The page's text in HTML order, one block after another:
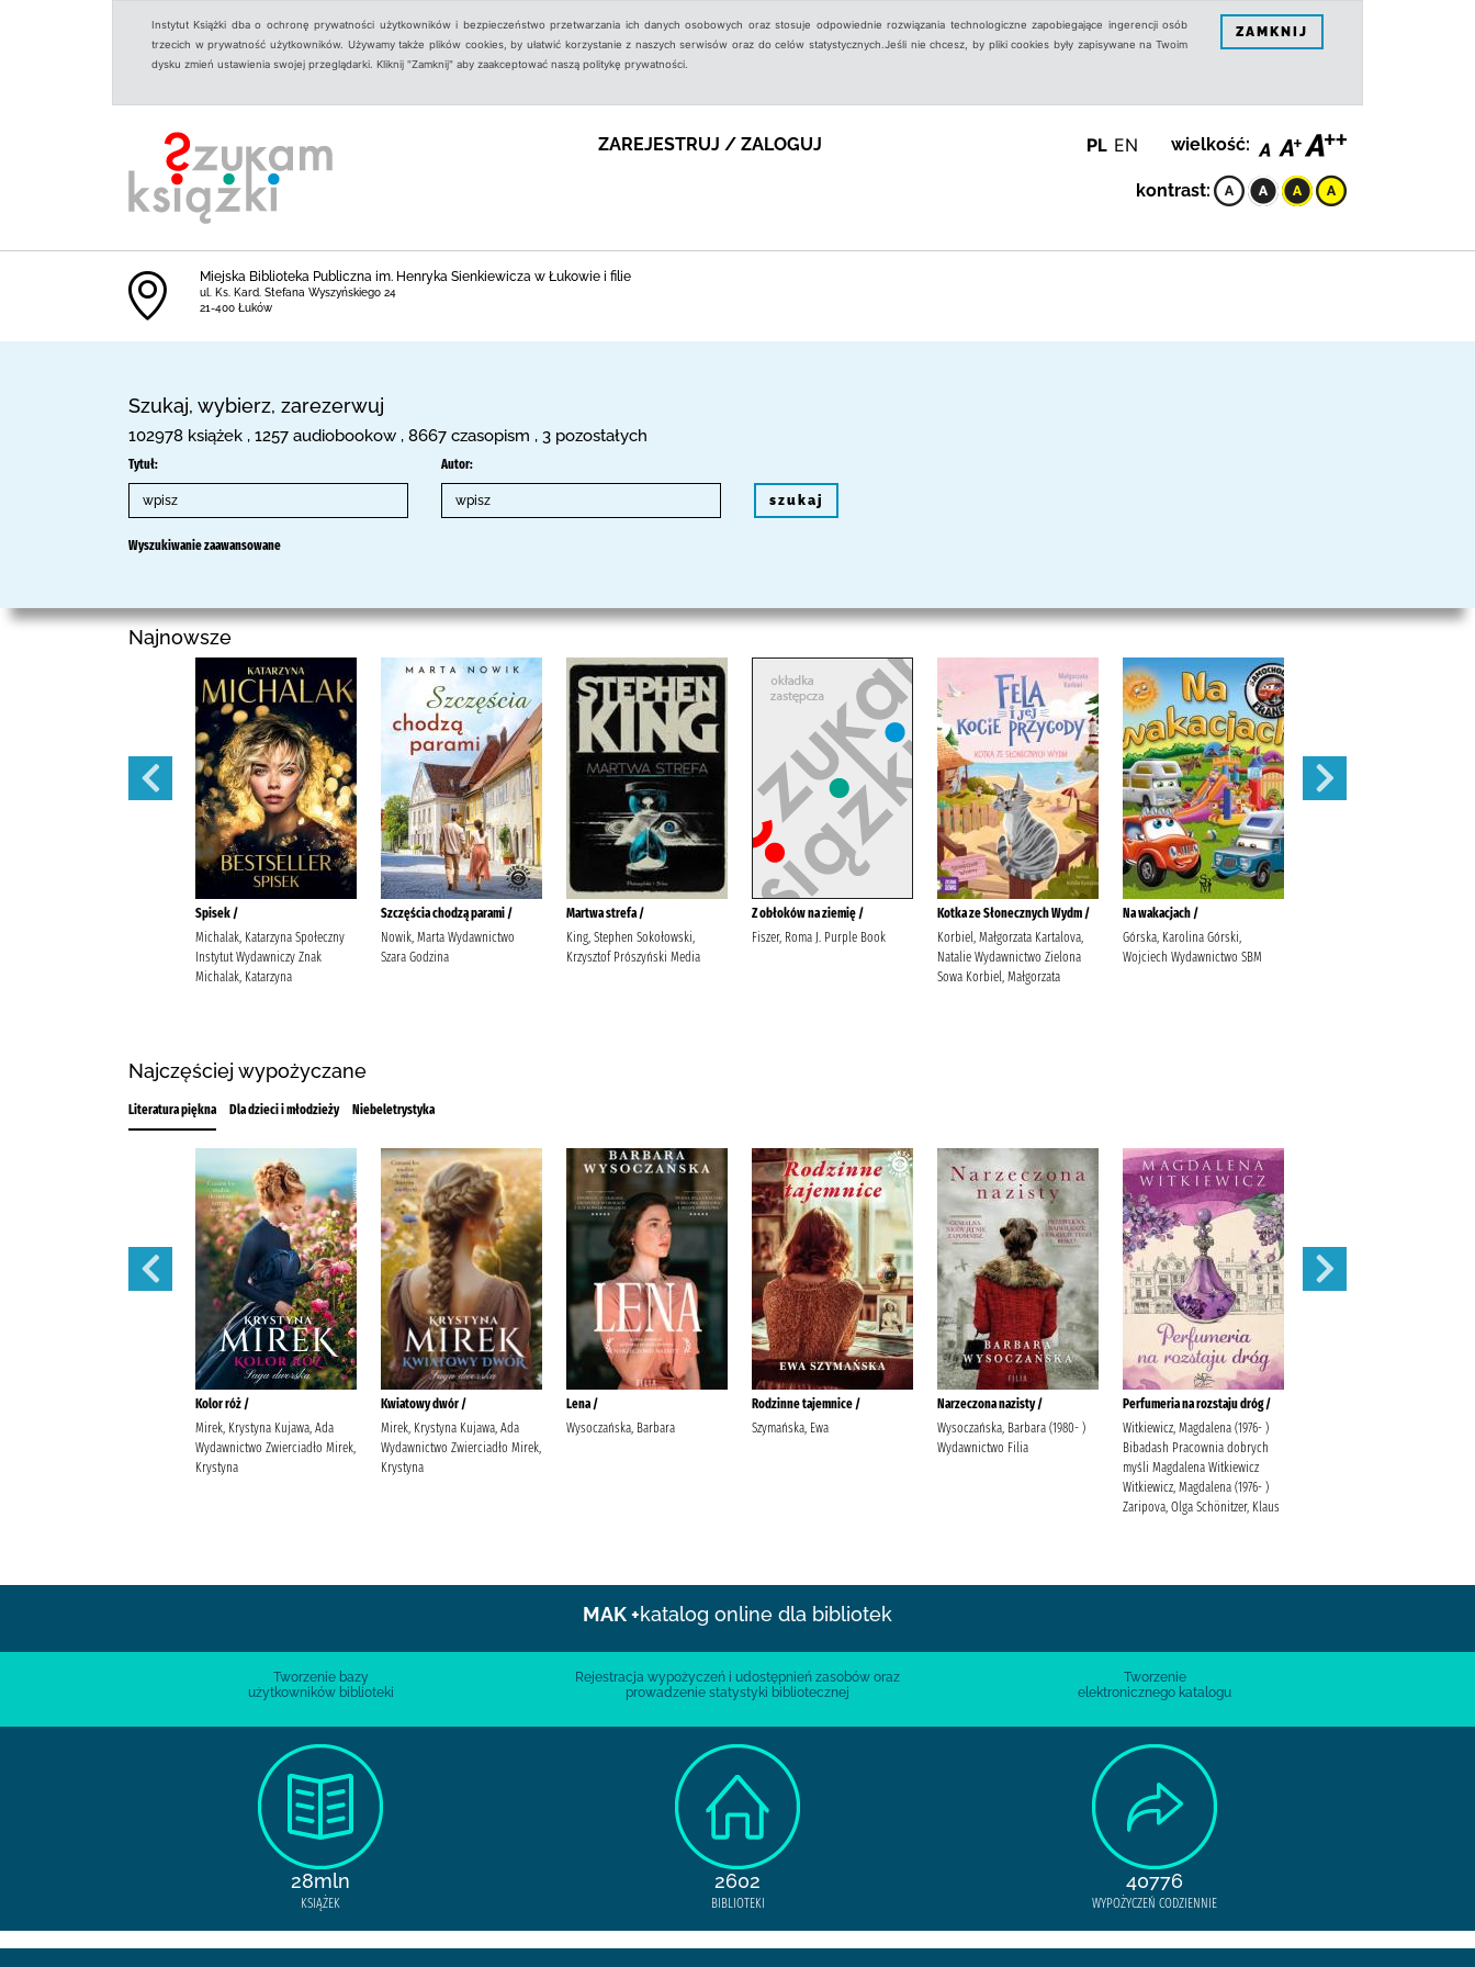
Instytut Książki dba o ochronę prywatności użytkowników i bezpieczeństwo przetwarzania ich danych osobowych oraz stosuje odpowiednie rozwiązania technologiczne zapobiegające ingerencji osób
trzecich w prywatność użytkowników. Używamy także plików cookies, by ułatwić korzystanie z naszych serwisów oraz do celów statystycznych.Jeśli nie chcesz, by pliki cookies były zapisywane na Twoim
dysku zmień ustawienia swojej przeglądarki. Kliknij "Zamknij" aby zaakceptować naszą politykę prywatności.
ZAMKNIJ
ZAREJESTRUJ / ZALOGUJ PL EN wielkość:
kontrast:
Miejska Biblioteka Publiczna im. Henryka Sienkiewicza w Łukowie i filie
ul. Ks. Kard. Stefana Wyszyńskiego 24
21-400 Łuków
Szukaj, wybierz, zarezerwuj
102978 książek , 1257 audiobookow , 8667 czasopism , 3 pozostałych
Tytuł: Autor:
szukaj
Wyszukiwanie zaawansowane
Najnowsze
Spisek /
Michalak, Katarzyna Społeczny
Instytut Wydawniczy Znak
Michalak, Katarzyna
Szczęścia chodzą parami /
Nowik, Marta Wydawnictwo
Szara Godzina
Martwa strefa /
King, Stephen Sokołowski,
Krzysztof Prószyński Media
Z obłoków na ziemię /
Fiszer, Roma J. Purple Book
Kotka ze Słonecznych Wydm /
Korbiel, Małgorzata Kartalova,
Natalie Wydawnictwo Zielona
Sowa Korbiel, Małgorzata
Na wakacjach /
Górska, Karolina Górski,
Wojciech Wydawnictwo SBM
Najczęściej wypożyczane
Literatura piękna Dla dzieci i młodzieży Niebeletrystyka
Kolor róż /
Mirek, Krystyna Kujawa, Ada
Wydawnictwo Zwierciadło Mirek,
Krystyna
Kwiatowy dwór /
Mirek, Krystyna Kujawa, Ada
Wydawnictwo Zwierciadło Mirek,
Krystyna
Lena /
Wysoczańska, Barbara
Rodzinne tajemnice /
Szymańska, Ewa
Narzeczona nazisty /
Wysoczańska, Barbara (1980- )
Wydawnictwo Filia
Perfumeria na rozstaju dróg /
Witkiewicz, Magdalena (1976- )
Bibadash Pracownia dobrych
myśli Magdalena Witkiewicz
Witkiewicz, Magdalena (1976- )
Zaripova, Olga Schönitzer, Klaus
MAK +katalog online dla bibliotek
Tworzenie bazy
użytkowników biblioteki
Rejestracja wypożyczeń i udostępnień zasobów oraz
prowadzenie statystyki bibliotecznej
Tworzenie
elektronicznego katalogu
28mln
KSIĄŻEK
2602
BIBLIOTEKI
40776
WYPOŻYCZEŃ CODZIENNIE